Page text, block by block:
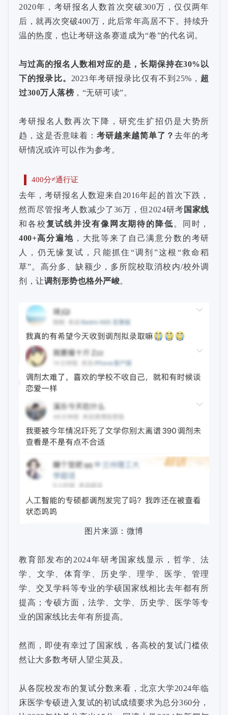
2020年，考研报名人数首次突破300万，仅仅两年
后，就再次突破400万，此后常年高居不下。持续升
温的热度，也让考研这条赛道成为“卷”的代名词。
与过高的报名人数相对应的是，长期保持在30%以
下的报录比。 2023年考研报录比仅有不到25%， 超
过300万人落榜 ，“无研可读”。
考研报名人数再次下降，研究生扩招仍是大势所
趋，这是否意味着：考研越来越简单了？去年的考
研情况或许可以作为参考。
400分≠通行证
去年，考研报名人数迎来自2016年起的首次下跌，
然而尽管报考人数减少了36万，但2024研考 国家线
和各校复试线并没有像网友期待的降低。同时，
400+高分遍地 ，大批等来了自己满意分数的考研
人，仍无缘复试，只能抓住“调剂”这根“救命稻
草”。高分多、缺额少，多所院校取消校内/校外调
剂，让调剂形势也格外严峻。
图片来源：微博
教育部发布的2024年研考国家线显示，哲学、法
学、文学、体育学、历史学、理学、医学、管理
学、交叉学科等专业的学硕国家线相比去年都有所
提高；专硕方面，法学、文学、历史学、医学等专
业的国家线比去年有所提高。
然而，即使有幸过了国家线，各高校的复试门槛依
然让大多数考研人望尘莫及。
从各院校发布的复试分数来看，北京大学2024年临
床医学专硕进入复试的初试成绩要求为总分360分，